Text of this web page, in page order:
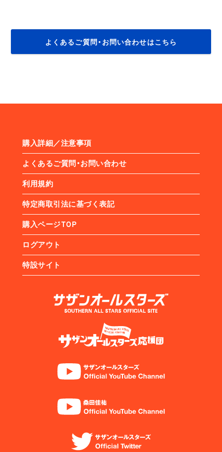
よくあるご質問・お問い合わせはこちら
購入詳細／注意事項
よくあるご質問・お問い合わせ
利用規約
特定商取引法に基づく表記
購入ページTOP
ログアウト
特設サイト